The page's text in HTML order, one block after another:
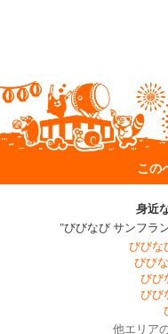
この
身近
"びびなび サンフラ
びびな
びび
びび
びび
他エリア